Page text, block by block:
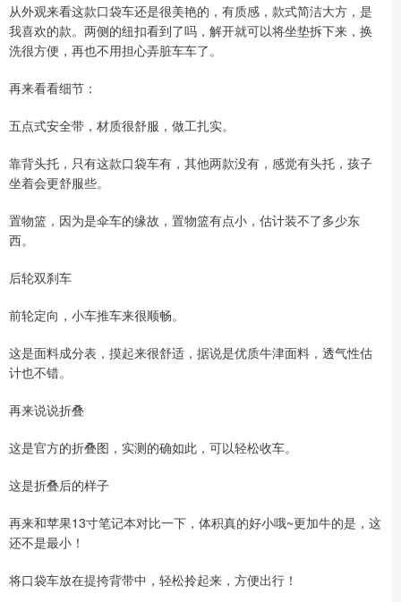
从外观来看这款口袋车还是很美艳的，有质感，款式简洁大方，是
我喜欢的款。两侧的纽扣看到了吗，解开就可以将坐垫拆下来，换
洗很方便，再也不用担心弄脏车车了。
再来看看细节：
五点式安全带，材质很舒服，做工扎实。
靠背头托，只有这款口袋车有，其他两款没有，感觉有头托，孩子
坐着会更舒服些。
置物篮，因为是伞车的缘故，置物篮有点小，估计装不了多少东
西。
后轮双刹车
前轮定向，小车推车来很顺畅。
这是面料成分表，摸起来很舒适，据说是优质牛津面料，透气性估
计也不错。
再来说说折叠
这是官方的折叠图，实测的确如此，可以轻松收车。
这是折叠后的样子
再来和苹果13寸笔记本对比一下，体积真的好小哦~更加牛的是，这
还不是最小！
将口袋车放在提挎背带中，轻松拎起来，方便出行！